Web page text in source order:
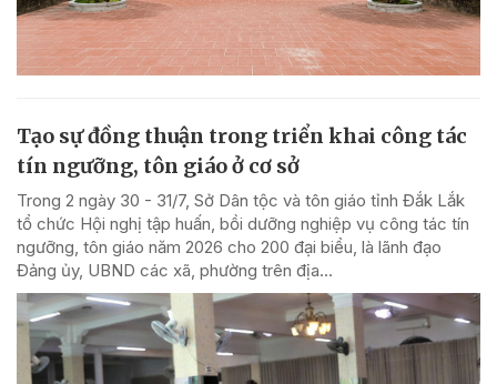
Tạo sự đồng thuận trong triển khai công tác
tín ngưỡng, tôn giáo ở cơ sở
Trong 2 ngày 30 - 31/7, Sở Dân tộc và tôn giáo tỉnh Đắk Lắk
tổ chức Hội nghị tập huấn, bồi dưỡng nghiệp vụ công tác tín
ngưỡng, tôn giáo năm 2026 cho 200 đại biểu, là lãnh đạo
Đảng ủy, UBND các xã, phường trên địa...